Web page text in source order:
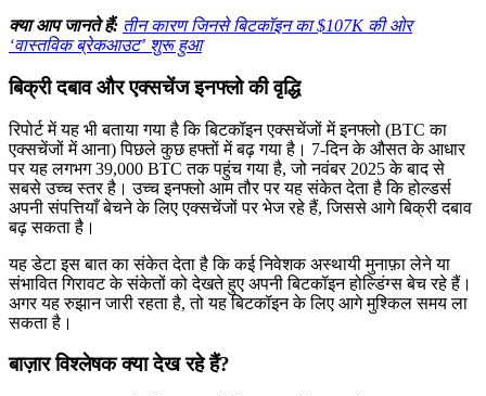
क्या आप जानते हैं: तीन कारण जिनसे बिटकॉइन का $107K की ओर
‘वास्तविक ब्रेकआउट’ शुरू हुआ
बिक्री दबाव और एक्सचेंज इनफ्लो की वृद्धि
रिपोर्ट में यह भी बताया गया है कि बिटकॉइन एक्सचेंजों में इनफ्लो (BTC का
एक्सचेंजों में आना) पिछले कुछ हफ्तों में बढ़ गया है। 7-दिन के औसत के आधार
पर यह लगभग 39,000 BTC तक पहुंच गया है, जो नवंबर 2025 के बाद से
सबसे उच्च स्तर है। उच्च इनफ्लो आम तौर पर यह संकेत देता है कि होल्डर्स
अपनी संपत्तियाँ बेचने के लिए एक्सचेंजों पर भेज रहे हैं, जिससे आगे बिक्री दबाव
बढ़ सकता है।
यह डेटा इस बात का संकेत देता है कि कई निवेशक अस्थायी मुनाफ़ा लेने या
संभावित गिरावट के संकेतों को देखते हुए अपनी बिटकॉइन होल्डिंग्स बेच रहे हैं।
अगर यह रुझान जारी रहता है, तो यह बिटकॉइन के लिए आगे मुश्किल समय ला
सकता है।
बाज़ार विश्लेषक क्या देख रहे हैं?